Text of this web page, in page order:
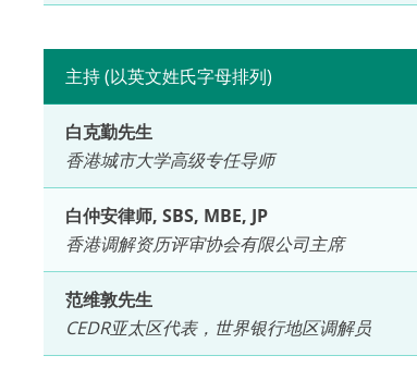
主持 (以英文姓氏字母排列)
白克勤先生
香港城市大学高级专任导师
白仲安律师, SBS, MBE, JP
香港调解资历评审协会有限公司主席
范维敦先生
CEDR亚太区代表，世界银行地区调解员